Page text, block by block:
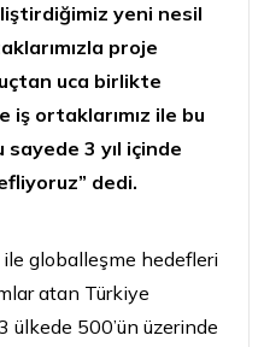
yeni nesil
proje
uca birlikte
iş ortaklarımız ile bu
sayede 3 yıl içinde
dedi.
ile globalleşme hedefleri
atan Türkiye
ülkede 500’ün üzerinde